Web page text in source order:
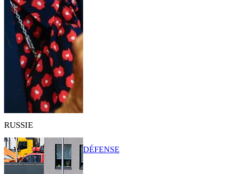
RUSSIE
DÉFENSE